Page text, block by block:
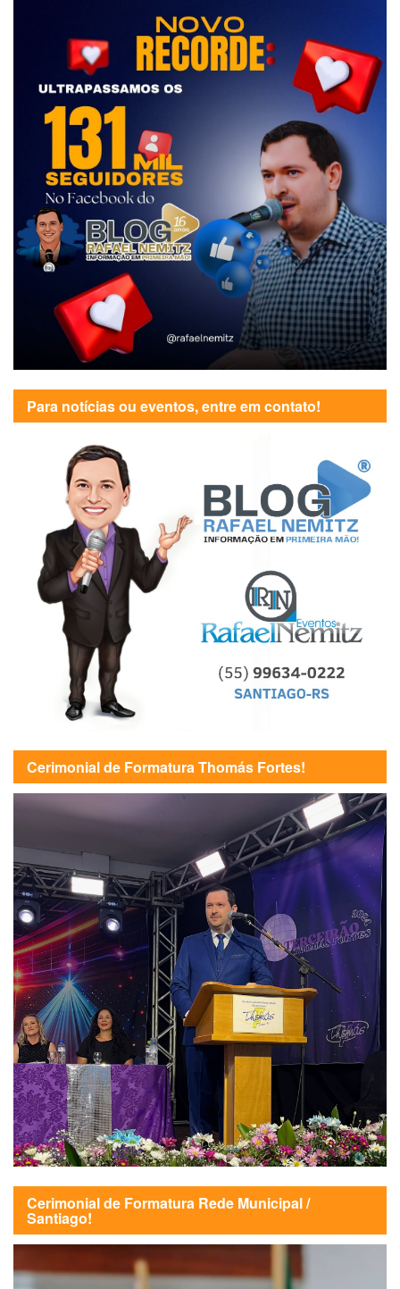
Para notícias ou eventos, entre em contato!
Cerimonial de Formatura Thomás Fortes!
Cerimonial de Formatura Rede Municipal /
Santiago!